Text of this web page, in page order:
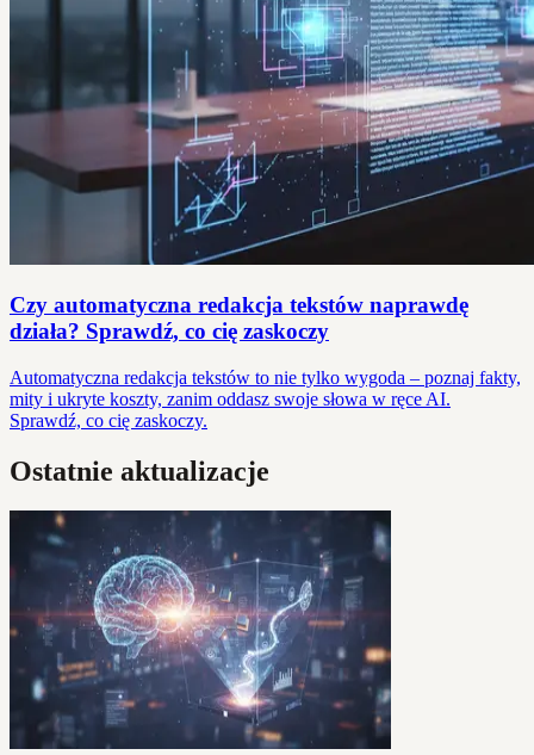
Czy automatyczna redakcja tekstów naprawdę
działa? Sprawdź, co cię zaskoczy
Automatyczna redakcja tekstów to nie tylko wygoda – poznaj fakty,
mity i ukryte koszty, zanim oddasz swoje słowa w ręce AI.
Sprawdź, co cię zaskoczy.
Ostatnie aktualizacje